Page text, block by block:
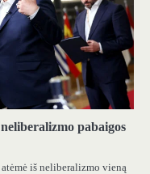
pabaigos
iš neliberalizmo vieną